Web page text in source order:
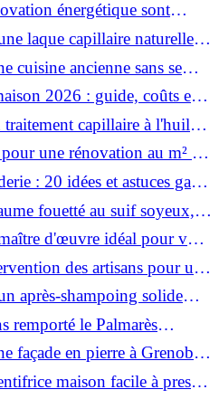
énergétique sont
?
laque capillaire naturelle
cuisine ancienne sans se
2026 : guide, coûts et
capillaire à l'huile
une rénovation au m² en
: 20 idées et astuces gain
fonctionnel et stylé
fouetté au suif soyeux,
d'œuvre idéal pour vos
des artisans pour une
après-shampoing solide
remporté le Palmarès
les coulisses du projet primé
façade en pierre à Grenoble
maison facile à presser